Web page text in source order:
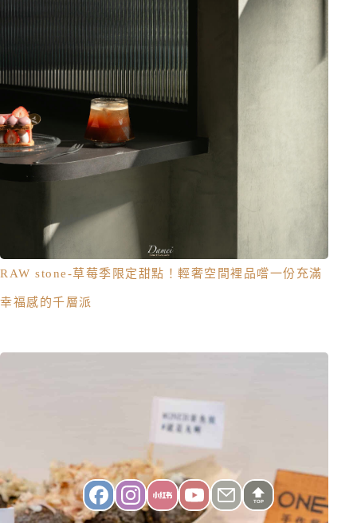
RAW stone-草莓季限定甜點！輕奢空間裡品嚐一份充滿
幸福感的千層派
TOP